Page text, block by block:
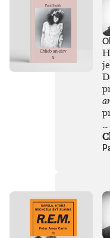
gitaru,
mamu,
brata.Štyri
Denisov
rozhľad.
pozbiera
všetko.Za
s
o
...